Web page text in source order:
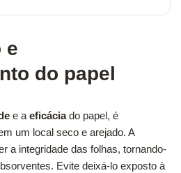
e
do papel
e aeficáciado papel, é
um local seco e arejado. A
a integridade das folhas, tornando-
Evite deixá-lo exposto à